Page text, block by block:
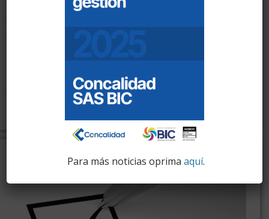
siguiendo metodologías estandarizadas como la ISO 19011 y
de acuerdo con los procedimientos establecidos.
Las auditorías, dependiendo del alcance, pueden ser auditorías
internas, auditorías legales, auditorías a procesos, entre otras.
SISTEMAS DE GESTIÓN
Para más noticias oprima aquí.